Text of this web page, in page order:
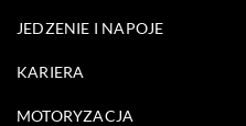
JEDZENIE I NAPOJE
KARIERA
MOTORYZACJA